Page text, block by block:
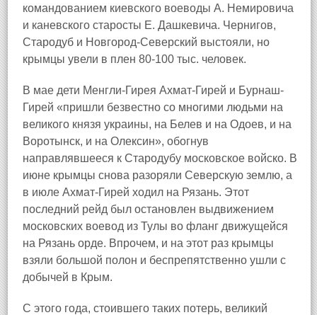
командованием киевского воеводы А. Немировича
и каневского старосты Е. Дашкевича. Чернигов,
Стародуб и Новгород-Северский выстояли, но
крымцы увели в плен 80-100 тыс. человек.
В мае дети Менгли-Гирея Ахмат-Гирей и Бурнаш-
Гирей «пришли безвестно со многими людьми на
великого князя украины, на Белев и на Одоев, и на
Воротынск, и на Олексин», обогнув
направлявшееся к Стародубу московское войско. В
июне крымцы снова разоряли Северскую землю, а
в июле Ахмат-Гирей ходил на Рязань. Этот
последний рейд был остановлен выдвижением
московских воевод из Тулы во фланг движущейся
на Рязань орде. Впрочем, и на этот раз крымцы
взяли большой полон и беспрепятственно ушли с
добычей в Крым.
С этого года, стоившего таких потерь, великий